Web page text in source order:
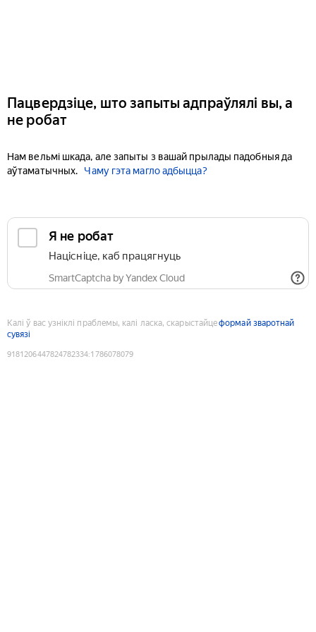
Пацвердзіце, што запыты адпраўлялі вы, а
не робат
Нам вельмі шкада, але запыты з вашай прылады падобныя да
аўтаматычных.
Чаму гэта магло адбыцца?
Я не робат
Націсніце, каб працягнуць
SmartCaptcha by Yandex Cloud
Калі ў вас узніклі праблемы, калі ласка, скарыстайцеформай зваротнай
сувязі
9181206447824782334:1786078079